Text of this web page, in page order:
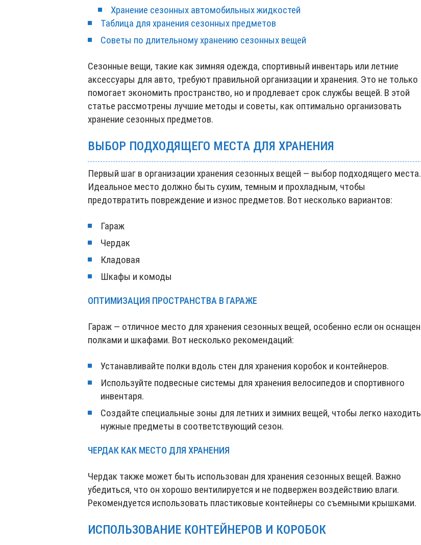
Хранение сезонных автомобильных жидкостей
Таблица для хранения сезонных предметов
Советы по длительному хранению сезонных вещей
Сезонные вещи, такие как зимняя одежда, спортивный инвентарь или летние
аксессуары для авто, требуют правильной организации и хранения. Это не только
помогает экономить пространство, но и продлевает срок службы вещей. В этой
статье рассмотрены лучшие методы и советы, как оптимально организовать
хранение сезонных предметов.
ВЫБОР ПОДХОДЯЩЕГО МЕСТА ДЛЯ ХРАНЕНИЯ
Первый шаг в организации хранения сезонных вещей — выбор подходящего места.
Идеальное место должно быть сухим, темным и прохладным, чтобы
предотвратить повреждение и износ предметов. Вот несколько вариантов:
Гараж
Чердак
Кладовая
Шкафы и комоды
ОПТИМИЗАЦИЯ ПРОСТРАНСТВА В ГАРАЖЕ
Гараж — отличное место для хранения сезонных вещей, особенно если он оснащен
полками и шкафами. Вот несколько рекомендаций:
Устанавливайте полки вдоль стен для хранения коробок и контейнеров.
Используйте подвесные системы для хранения велосипедов и спортивного
инвентаря.
Создайте специальные зоны для летних и зимних вещей, чтобы легко находить
нужные предметы в соответствующий сезон.
ЧЕРДАК КАК МЕСТО ДЛЯ ХРАНЕНИЯ
Чердак также может быть использован для хранения сезонных вещей. Важно
убедиться, что он хорошо вентилируется и не подвержен воздействию влаги.
Рекомендуется использовать пластиковые контейнеры со съемными крышками.
ИСПОЛЬЗОВАНИЕ КОНТЕЙНЕРОВ И КОРОБОК